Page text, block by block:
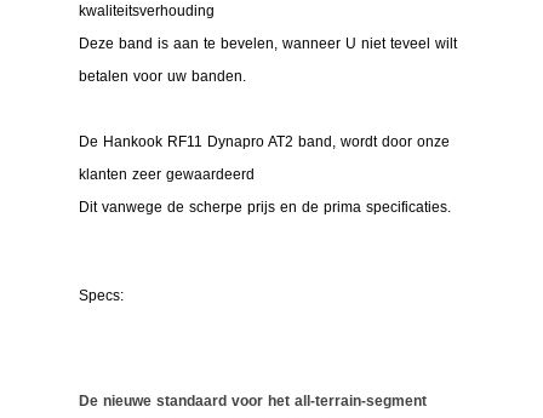
kwaliteitsverhouding
Deze band is aan te bevelen, wanneer U niet teveel wilt
betalen voor uw banden.
De Hankook RF11 Dynapro AT2 band, wordt door onze
klanten zeer gewaardeerd
Dit vanwege de scherpe prijs en de prima specificaties.
Specs:
De nieuwe standaard voor het all-terrain-segment